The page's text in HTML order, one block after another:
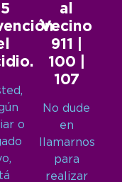
o
al
Vecino
911 |
100 |
107
No dude
en
llamarnos
para
realizar